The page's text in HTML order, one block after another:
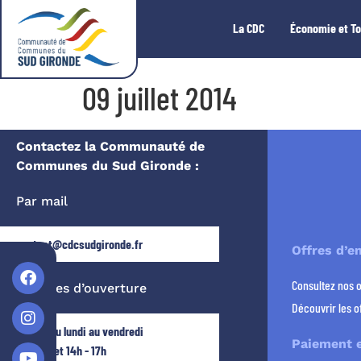
La CDC Économie et
09 juillet 2014
Contactez la Communauté de
Communes du Sud Gironde :
Par mail
contact@cdcsudgironde.fr
Horaires d’ouverture
Ouvert du lundi au vendredi
9h - 12h et 14h - 17h
Offres
Consultez nos
Découvrir les
Paiement